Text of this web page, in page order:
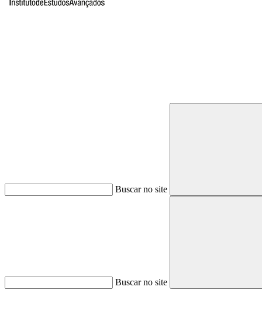
Buscar no site
Buscar no site